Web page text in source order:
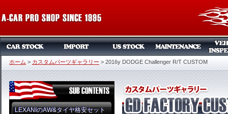
ホーム > カスタムパーツギャラリー > 2016y DODGE Challenger R/T CUSTOM
LEXANIのAW&タイヤ格安セット